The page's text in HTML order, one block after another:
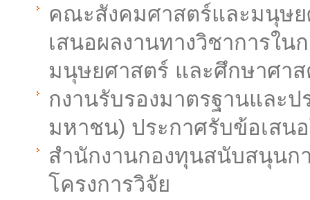
คณะสังคมศาสตร์และมนุษ
เสนอผลงานทางวิชาการใ
มนุษยศาสตร์ และศึกษาศาส
กงานรับรองมาตรฐานและ
มหาชน) ประกาศรับข้อเสน
สำนักงานกองทุนสนับสนุนก
โครงการวิจัย